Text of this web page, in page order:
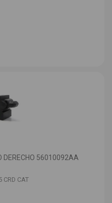
DERECHO 56010092AA
CRD CAT